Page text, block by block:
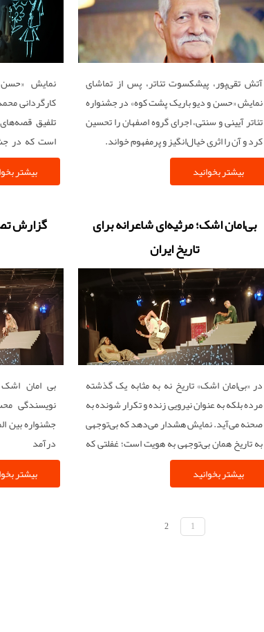
آتش تقی‌پور، پیشکسوت تئاتر، پس از تماشای
نمایش «حسن و دیو باریک پشت کوه» در جشنواره
تئاتر آیینی و سنتی، اجرای گروه اصفهان را تحسین
کرد و آن را اثری خیال‌انگیز و پرمفهوم خواند.
بیشتر بخوانید
نمایش
کارگردانی
تلفیق
است که در
اجرا شد
بیشتر
بی‌امان اشک؛ مرثیه‌ای شاعرانه برای
تاریخ ایران
در «بی‌امان اشک» تاریخ نه به مثابه یک گذشته‌
مرده بلکه به عنوان نیرویی زنده و تکرار شونده به
صحنه می‌آید. نمایش هشدار می‌دهد که بی‌توجهی
به تاریخ همان بی‌توجهی به هویت است؛ غفلتی که
می‌تواند سرزمین را به دست بیگانگان یا صاحبان
اندیشه‌های تحمیلی بسپارد.
بیشتر بخوانید
گزارش
بی امان
نویسندگی
جشنواره بین
درآمد
بیشتر
1
2